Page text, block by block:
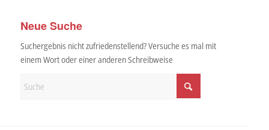
Neue Suche
Suchergebnis nicht zufriedenstellend? Versuche es mal mit
einem Wort oder einer anderen Schreibweise